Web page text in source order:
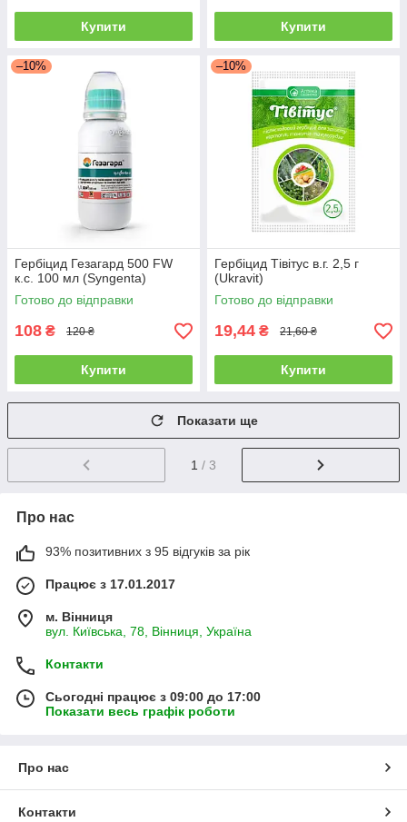
Купити Купити
–10%
Гербіцид Гезагард 500 FW
к.с. 100 мл (Syngenta)
Готово до відправки
108 ₴ 120 ₴
Купити
–10%
Гербіцид Тівітус в.г. 2,5 г
(Ukravit)
Готово до відправки
19,44 ₴ 21,60 ₴
Купити
Показати ще
1 / 3
Про нас
93% позитивних з 95 відгуків за рік
Працює з 17.01.2017
м. Вінниця
вул. Київська, 78, Вінниця, Україна
Контакти
Сьогодні працює з 09:00 до 17:00
Показати весь графік роботи
Про нас
Контакти